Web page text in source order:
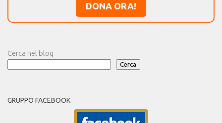
DONA ORA!
Cerca nel blog
Cerca
GRUPPO FACEBOOK